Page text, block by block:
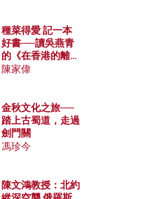
種菜得愛 記一本
好書──讀吳燕青
的《在香港的離島
種菜》
陳家偉
金秋文化之旅──
踏上古蜀道，走過
劍門關
馮珍今
陳文鴻教授：北約